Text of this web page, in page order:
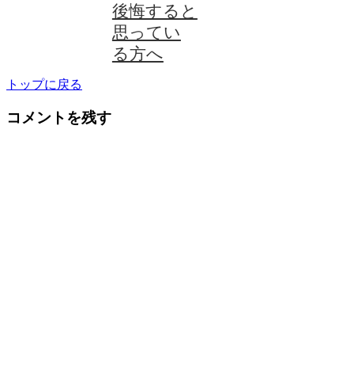
後悔すると
思ってい
る方へ
トップに戻る
コメントを残す